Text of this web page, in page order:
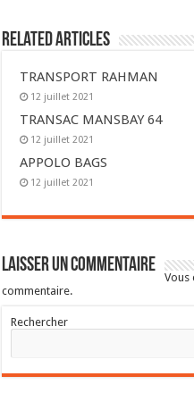
Related Articles
TRANSPORT RAHMAN
12 juillet 2021
TRANSAC MANSBAY 64
12 juillet 2021
APPOLO BAGS
12 juillet 2021
Laisser un commentaire
Vous
commentaire.
Rechercher